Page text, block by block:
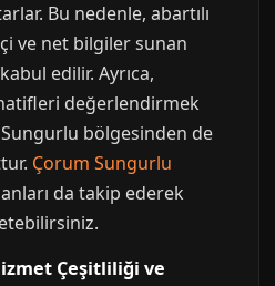
Bu nedenle, abartılı
ve net bilgiler sunan
edilir. Ayrıca,
değerlendirmek
bölgesinden de
Çorum Sungurlu
da takip ederek
Çeşitliliği ve